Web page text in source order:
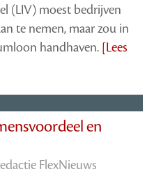
(LIV) moest bedrijven
te nemen, maar zou in
handhaven. [Lees
en
FlexNieuws